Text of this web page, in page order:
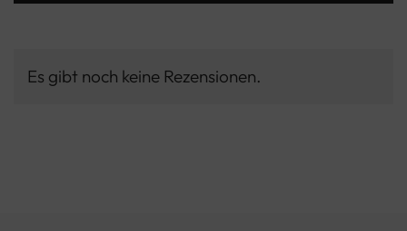
Es gibt noch keine Rezensionen.